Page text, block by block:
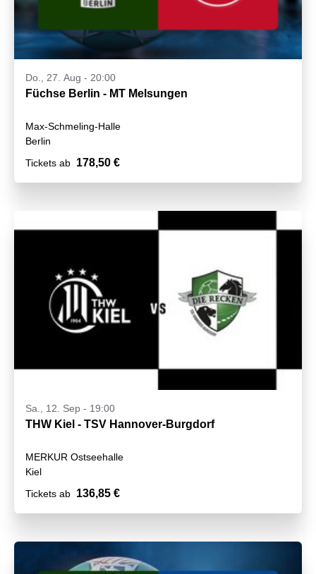
Do., 27. Aug - 20:00
Füchse Berlin - MT Melsungen
Max-Schmeling-Halle
Berlin
Tickets ab 178,50 €
Sa., 12. Sep - 19:00
THW Kiel - TSV Hannover-Burgdorf
MERKUR Ostseehalle
Kiel
Tickets ab 136,85 €